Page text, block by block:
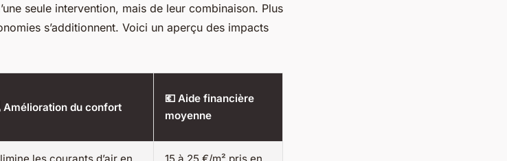
seule intervention, mais de leur combinaison. Plus
s’additionnent. Voici un aperçu des impacts
Amélioration du confort
💶 Aide financière
moyenne
les courants d’air en 15 à 25 €/m² pris en